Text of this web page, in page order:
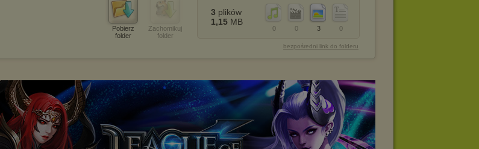
Pobierz
folder
Zachomikuj
folder
0
3
0
0
3 plików
1,15 MB
bezpośredni link do folderu